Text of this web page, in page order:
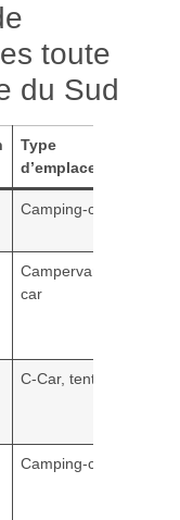
toute
du Sud
Type
d’emplacement
Camping-car/Van
Campervan/Camping-
car
C-Car, tente possible
Camping-car